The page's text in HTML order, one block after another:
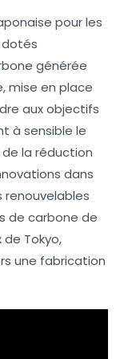
pour les
dotés
générée
mise en place
auxobjectifs
à sensible le
la réduction
dans
renouvelables
de carbone de
Tokyo,
une fabrication